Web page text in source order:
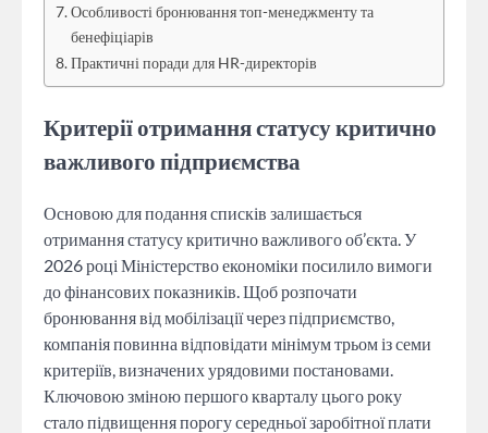
Особливості бронювання топ-менеджменту та
бенефіціарів
Практичні поради для HR-директорів
Критерії отримання статусу критично
важливого підприємства
Основою для подання списків залишається
отримання статусу критично важливого об’єкта. У
2026 році Міністерство економіки посилило вимоги
до фінансових показників. Щоб розпочати
бронювання від мобілізації через підприємство,
компанія повинна відповідати мінімум трьом із семи
критеріїв, визначених урядовими постановами.
Ключовою зміною першого кварталу цього року
стало підвищення порогу середньої заробітної плати